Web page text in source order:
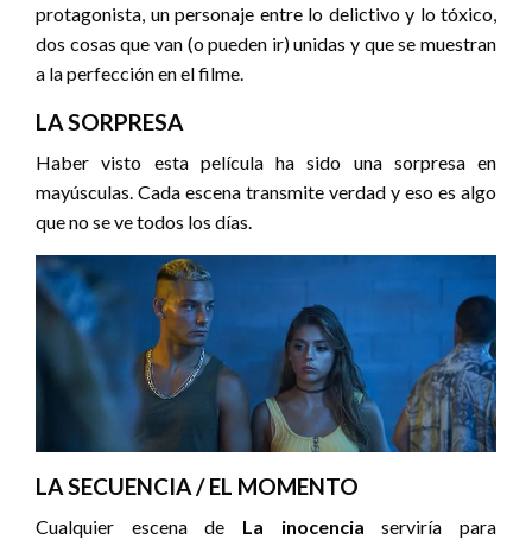
protagonista, un personaje entre lo delictivo y lo tóxico,
dos cosas que van (o pueden ir) unidas y que se muestran
a la perfección en el filme.
LA SORPRESA
Haber visto esta película ha sido una sorpresa en
mayúsculas. Cada escena transmite verdad y eso es algo
que no se ve todos los días.
LA SECUENCIA / EL MOMENTO
Cualquier escena de La inocencia serviría para